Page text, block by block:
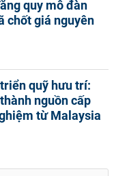
quy mô đàn
chốt giá nguyên
quỹ hưu trí:
nguồn cấp
từ Malaysia